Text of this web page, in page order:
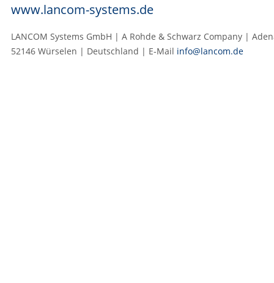
www.lancom-systems.de
LANCOM Systems GmbH | A Rohde & Schwarz Company |
52146 Würselen | Deutschland | E‑Mail info@lancom.de